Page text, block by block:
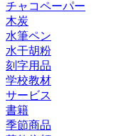
チャコペーパー
木炭
水筆ペン
水干胡粉
刻字用品
学校教材
サービス
書籍
季節商品